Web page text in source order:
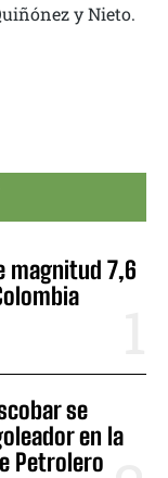
magnitud 7,6
se
en la
Petrolero
y Nieto.